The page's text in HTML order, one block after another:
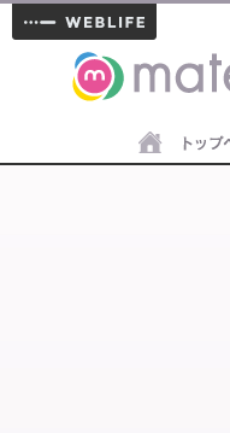
materials